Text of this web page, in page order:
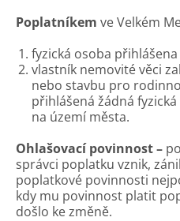
Poplatníkem ve Velkém
fyzická osoba
vlastník nemovité věci
nebo stavbu pro
přihlášená žádná
na území města.
Ohlašovací povinnost –
správci poplatku vznik,
poplatkové povinnosti
kdy mu povinnost platit
došlo ke změně.